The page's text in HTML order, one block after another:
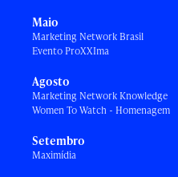
Maio
Marketing Network Brasil
Evento ProXXIma
Agosto
Marketing Network Knowledge
Women To Watch - Homenagem
Setembro
Maximídia